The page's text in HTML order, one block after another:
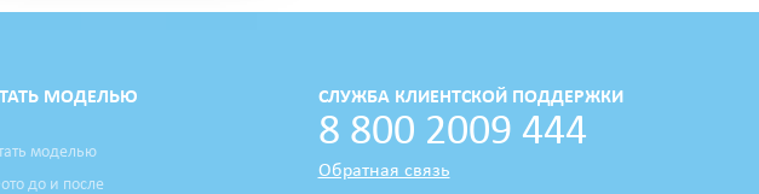
МОДЕЛЬЮ
моделью
до и после
СЛУЖБА КЛИЕНТСКОЙ ПОДДЕРЖКИ
8 800 2009 444
Обратная связь